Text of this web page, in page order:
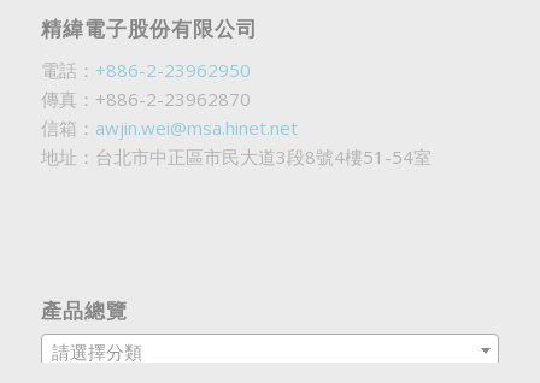
精緯電子股份有限公司
電話： +886-2-23962950
傳真：+886-2-23962870
信箱： awjin.wei@msa.hinet.net
地址：台北市中正區市民大道3段8號4樓51-54室
產品總覽
請選擇分類